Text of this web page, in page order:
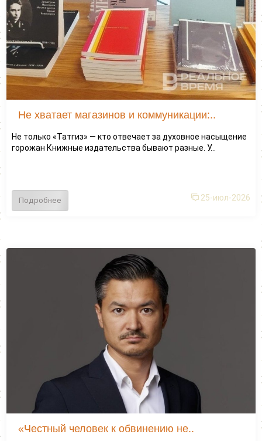
Не хватает магазинов и коммуникации:..
Не только «Татгиз» — кто отвечает за духовное насыщение
горожан Книжные издательства бывают разные. У...
Подробнее 25-июл-2026
«Честный человек к обвинению не..